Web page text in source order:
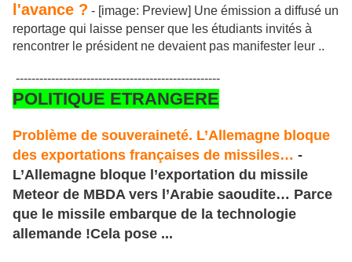
l'avance ? - [image: Preview] Une émission a diffusé un
reportage qui laisse penser que les étudiants invités à
rencontrer le président ne devaient pas manifester leur ..
----------------------------------------------------
POLITIQUE ETRANGERE
Problème de souveraineté. L’Allemagne bloque
des exportations françaises de missiles… -
L’Allemagne bloque l’exportation du missile
Meteor de MBDA vers l’Arabie saoudite… Parce
que le missile embarque de la technologie
allemande !Cela pose ...